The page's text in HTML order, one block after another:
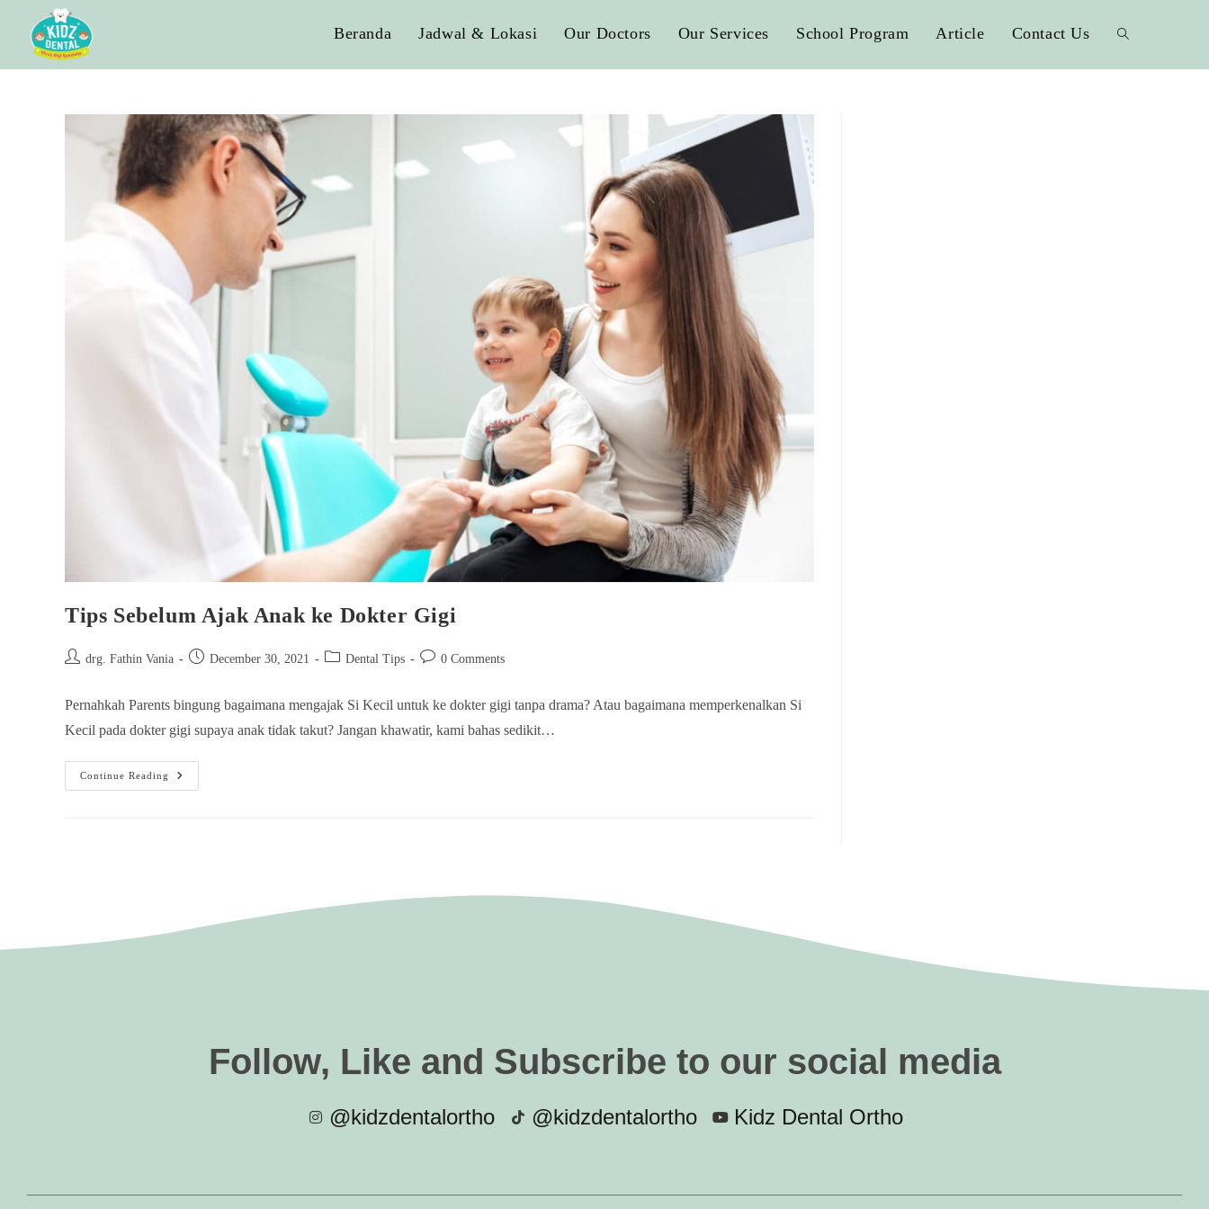
Beranda Jadwal & Lokasi Our Doctors Our Services School Program Article Contact Us
Tips Sebelum Ajak Anak ke Dokter Gigi
drg. Fathin Vania December 30, 2021 Dental Tips 0 Comments
Pernahkah Parents bingung bagaimana mengajak Si Kecil untuk ke dokter gigi tanpa drama? Atau bagaimana memperkenalkan Si
Kecil pada dokter gigi supaya anak tidak takut? Jangan khawatir, kami bahas sedikit…
Continue Reading
Follow, Like and Subscribe to our social media
@kidzdentalortho @kidzdentalortho Kidz Dental Ortho